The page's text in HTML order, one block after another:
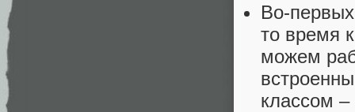
Во-
то время
можем
классом –